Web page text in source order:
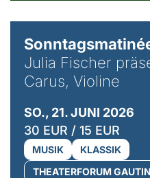
Julia Fischer
Carus, Violine
SO., 21. JUNI 2026
30 EUR / 15 EUR
MUSIK
KLASSIK
THEATERFORUM